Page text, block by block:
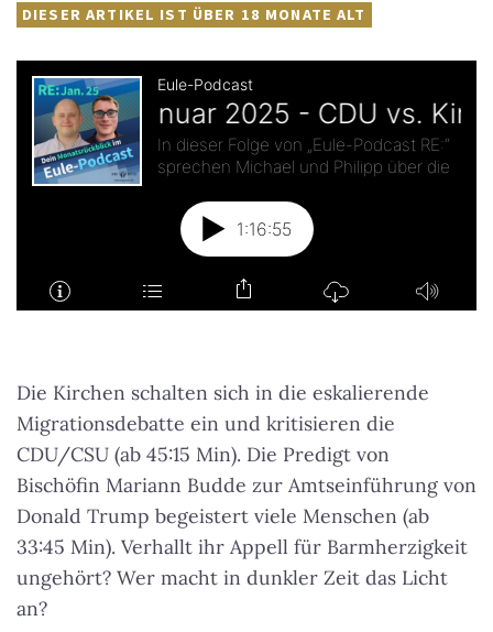
DIESER ARTIKEL IST ÜBER 18 MONATE ALT
Die Kirchen schalten sich in die eskalierende
Migrationsdebatte ein und kritisieren die
CDU/CSU (ab 45:15 Min). Die Predigt von
Bischöfin Mariann Budde zur Amtseinführung von
Donald Trump begeistert viele Menschen (ab
33:45 Min). Verhallt ihr Appell für Barmherzigkeit
ungehört? Wer macht in dunkler Zeit das Licht
an?